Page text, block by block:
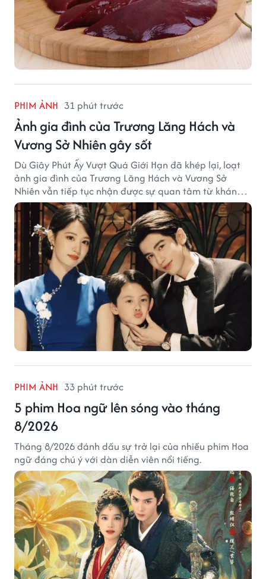
PHIM ẢNH 31 phút trước
Ảnh gia đình của Trương Lăng Hách và
Vương Sở Nhiên gây sốt
Dù Giây Phút Ấy Vượt Quá Giới Hạn đã khép lại, loạt
ảnh gia đình của Trương Lăng Hách và Vương Sở
Nhiên vẫn tiếp tục nhận được sự quan tâm từ khán
giả.
PHIM ẢNH 33 phút trước
5 phim Hoa ngữ lên sóng vào tháng
8/2026
Tháng 8/2026 đánh dấu sự trở lại của nhiều phim Hoa
ngữ đáng chú ý với dàn diễn viên nổi tiếng.